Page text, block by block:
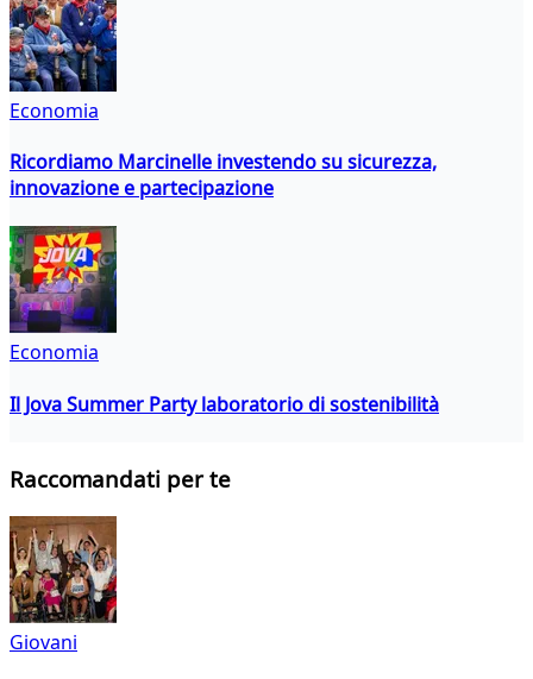
Economia
Ricordiamo Marcinelle investendo su sicurezza,
innovazione e partecipazione
Economia
Il Jova Summer Party laboratorio di sostenibilità
Raccomandati per te
Giovani